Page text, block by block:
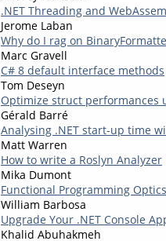
.NET Threading and
Jerome Laban
Why do I rag on
Marc Gravell
C# 8 default interface methods
Tom Deseyn
Optimize struct performances
Gérald Barré
Analysing .NET start-up time
Matt Warren
How to write a Roslyn Analyzer
Mika Dumont
Functional Programming
William Barbosa
Upgrade Your .NET Console
Khalid Abuhakmeh